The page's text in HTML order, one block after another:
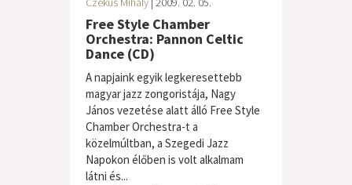
Free Style Chamber
Orchestra: Pannon Celtic
Dance (CD)
A napjaink egyik legkeresettebb
magyar jazz zongoristája, Nagy
János vezetése alatt álló Free Style
Chamber Orchestra-t a
közelmúltban, a Szegedi Jazz
Napokon élőben is volt alkalmam
látni és...